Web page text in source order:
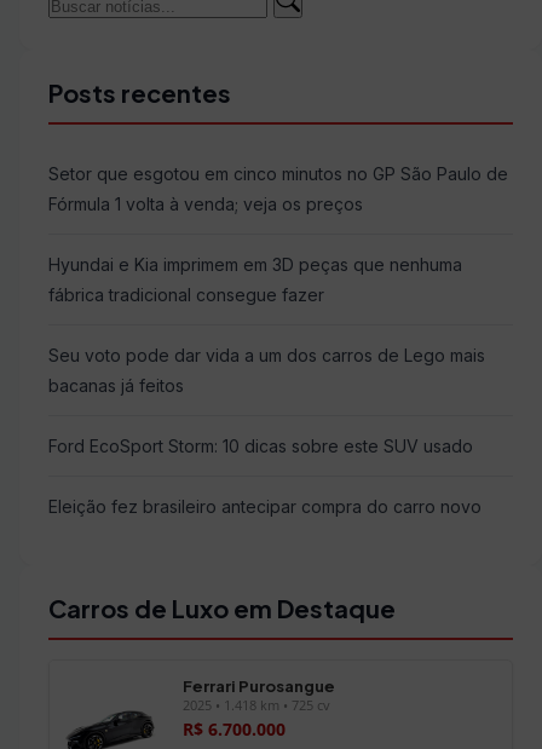
Buscar
Posts recentes
Setor que esgotou em cinco minutos no GP São Paulo de
Fórmula 1 volta à venda; veja os preços
Hyundai e Kia imprimem em 3D peças que nenhuma
fábrica tradicional consegue fazer
Seu voto pode dar vida a um dos carros de Lego mais
bacanas já feitos
Ford EcoSport Storm: 10 dicas sobre este SUV usado
Eleição fez brasileiro antecipar compra do carro novo
Carros de Luxo em Destaque
Ferrari Purosangue
2025 • 1.418 km • 725 cv
R$ 6.700.000